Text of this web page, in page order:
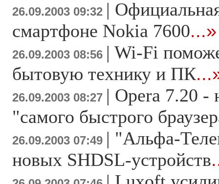
26.09.2003 09:32 |
смартфоне Nokia 7600...»
26.09.2003 08:56 | Wi-Fi
бытовую технику и ПК
26.09.2003 08:27 | Opera 7.20 -
"самого быстрого
26.09.2003 07:49 | "Альфа-
новых SHDSL-устройств